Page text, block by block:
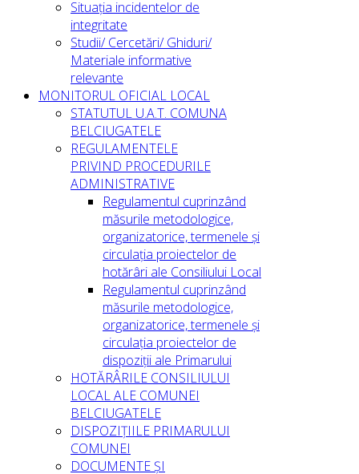
Situația incidentelor de
integritate
Studii/ Cercetări/ Ghiduri/
Materiale informative
relevante
MONITORUL OFICIAL LOCAL
STATUTUL U.A.T. COMUNA
BELCIUGATELE
REGULAMENTELE
PRIVIND PROCEDURILE
ADMINISTRATIVE
Regulamentul cuprinzând
măsurile metodologice,
organizatorice, termenele și
circulația proiectelor de
hotărâri ale Consiliului Local
Regulamentul cuprinzând
măsurile metodologice,
organizatorice, termenele și
circulația proiectelor de
dispoziții ale Primarului
HOTĂRÂRILE CONSILIULUI
LOCAL ALE COMUNEI
BELCIUGATELE
DISPOZIȚIILE PRIMARULUI
COMUNEI
DOCUMENTE ȘI